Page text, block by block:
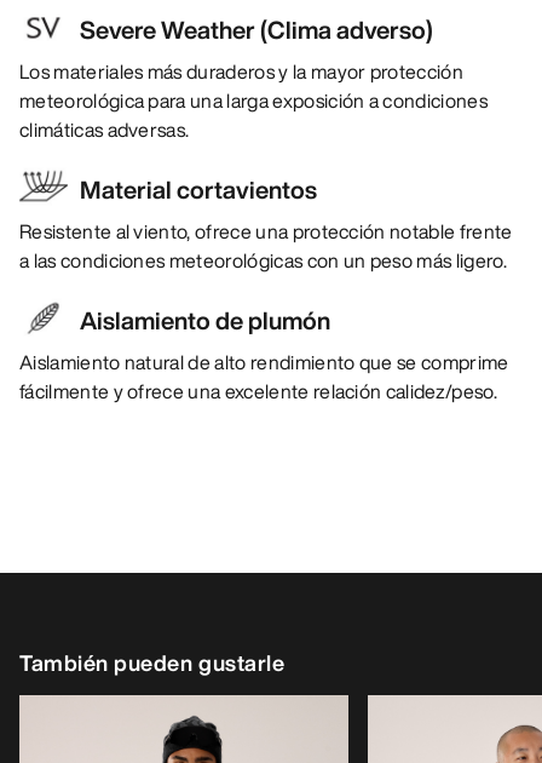
Severe Weather (Clima adverso)
Los materiales más duraderos y la mayor protección
meteorológica para una larga exposición a condiciones
climáticas adversas.
Material cortavientos
Resistente al viento, ofrece una protección notable frente
a las condiciones meteorológicas con un peso más ligero.
Aislamiento de plumón
Aislamiento natural de alto rendimiento que se comprime
fácilmente y ofrece una excelente relación calidez/peso.
También pueden gustarle